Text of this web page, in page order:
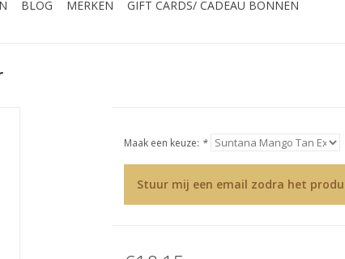
BLOG MERKEN GIFT CARDS/ CADEAU BONNEN
Maak een keuze: *
Stuur mij een email zodra het